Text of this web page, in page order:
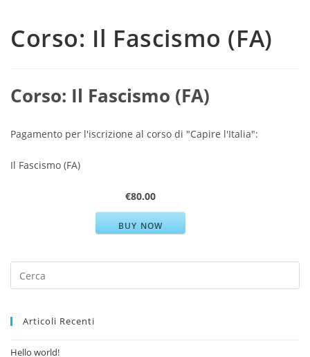
Corso: Il Fascismo (FA)
Corso: Il Fascismo (FA)
Pagamento per l'iscrizione al corso di "Capire l'Italia":
Il Fascismo (FA)
€80.00
BUY NOW
Search
for:
Articoli Recenti
Hello world!